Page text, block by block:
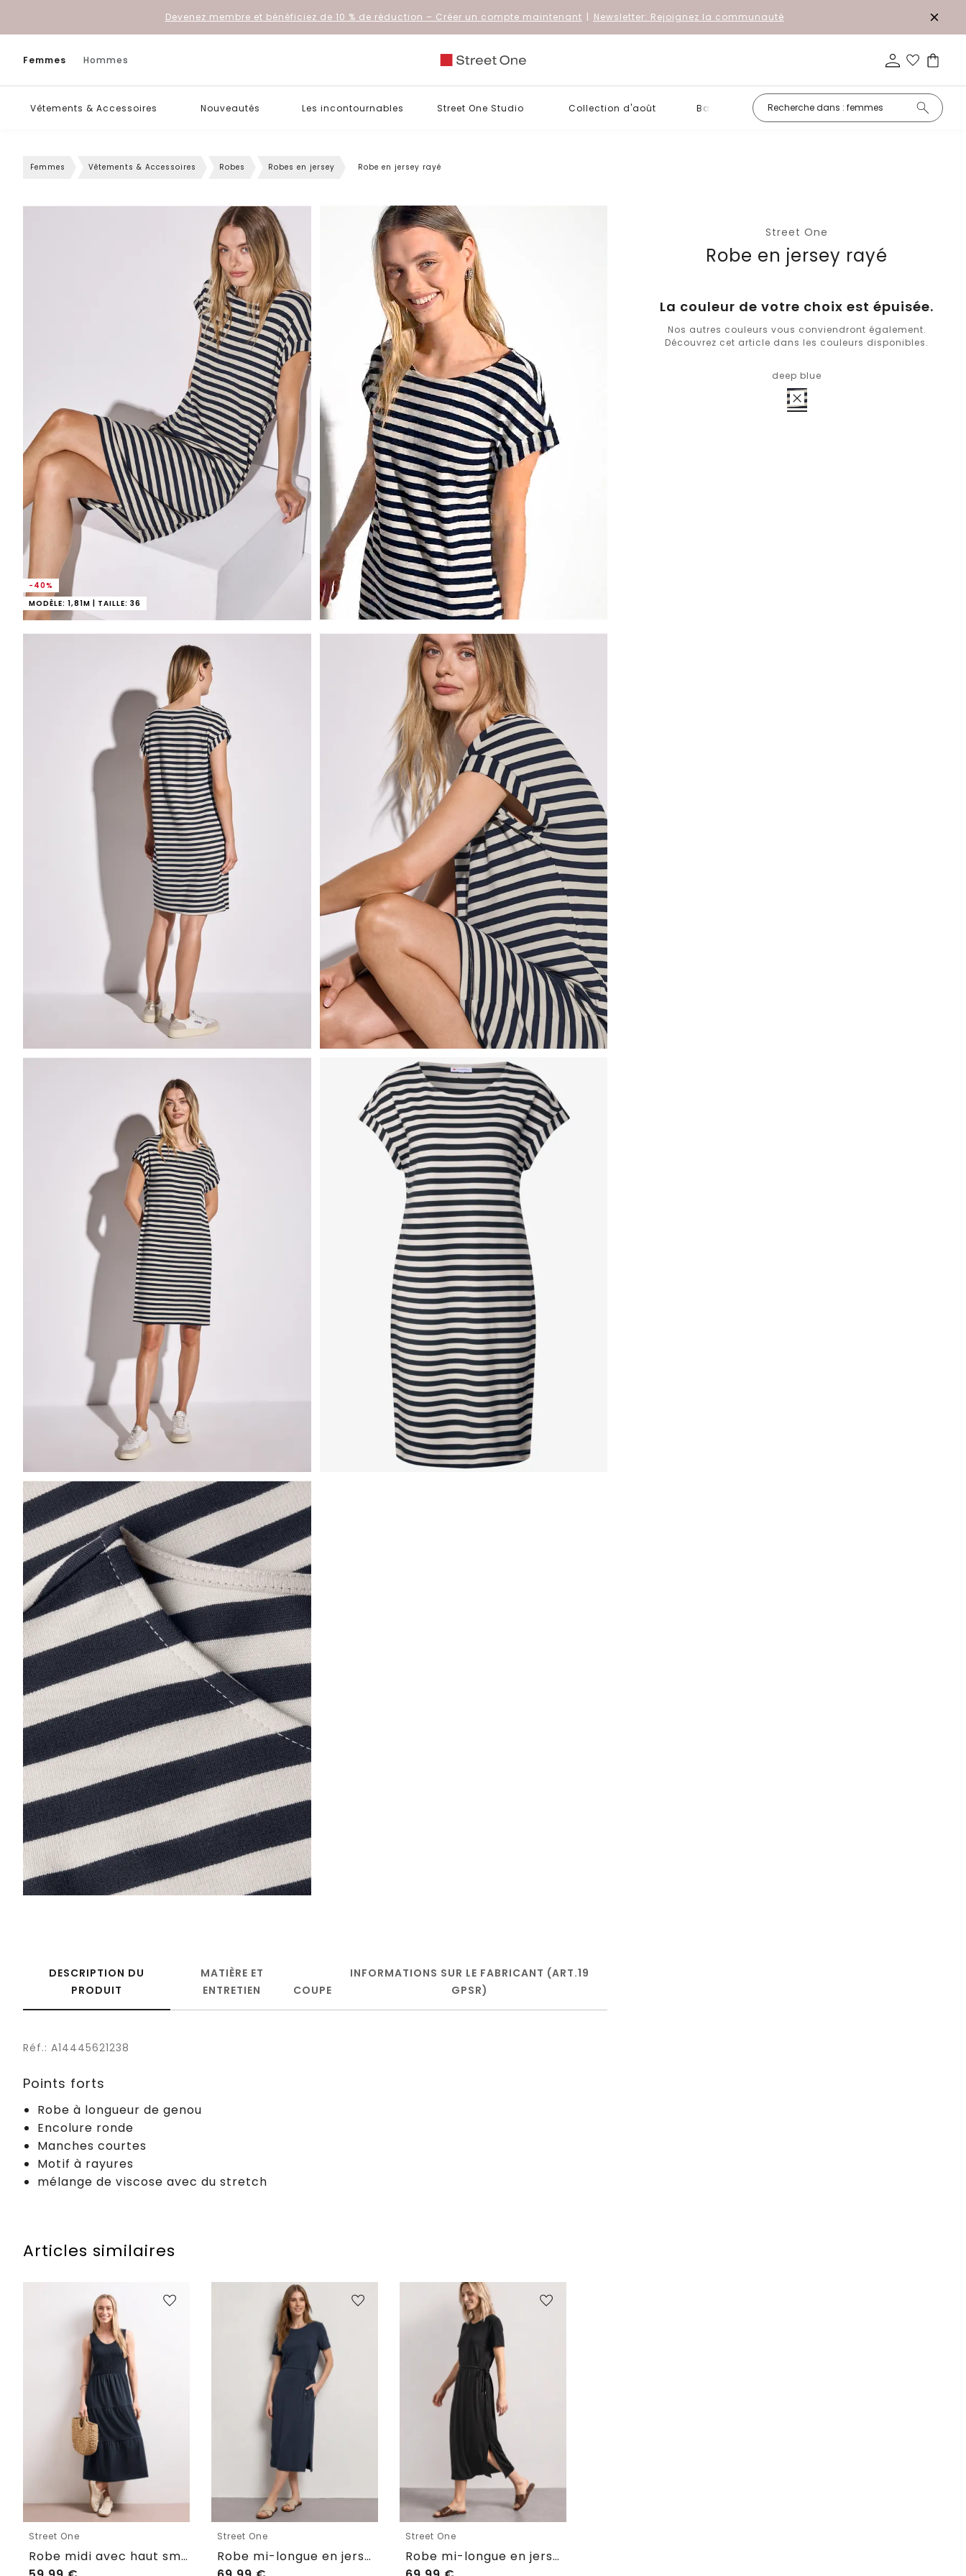
Devenez membre et bénéficiez de 10 % de réduction – Créer un compte maintenant | Newsletter: Rejoignez la communauté
Femmes Hommes
Vêtements & Accessoires Nouveautés Les incontournables Street One Studio Collection d'août Basiques Petits prix
Femmes Vêtements & Accessoires Robes Robes en jersey Robe en jersey rayé
-40%
MODÈLE: 1,81M | TAILLE: 36
Street One
Robe en jersey rayé
La couleur de votre choix est épuisée.
Nos autres couleurs vous conviendront également.
Découvrez cet article dans les couleurs disponibles.
deep blue
DESCRIPTION DU
PRODUIT
MATIÈRE ET
ENTRETIEN
COUPE
INFORMATIONS SUR LE FABRICANT (ART.19
GPSR)
Réf.: A14445621238
Points forts
Robe à longueur de genou
Encolure ronde
Manches courtes
Motif à rayures
mélange de viscose avec du stretch
Articles similaires
Street One
Robe midi avec haut smocké
Street One
Robe mi-longue en jersey à col rond
Street One
Robe mi-longue en jersey à col rond